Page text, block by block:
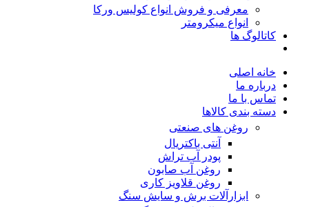
معرفی و فروش انواع کولیس ورکا
انواع میکرومتر
کاتالوگ ها
خانه اصلی
درباره ما
تماس با ما
دسته بندی کالاها
روغن های صنعتی
آنتی باکتریال
پودر آب تراش
روغن آب صابون
روغن قلاویز کاری
ابزارآلات برش و سایش سنگ